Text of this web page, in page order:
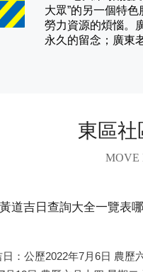
大眾”的另一個特
勞力資源的煩惱。
永久的留念；廣東
東區社
MOVE
：公歷2022年7月6日 農歷